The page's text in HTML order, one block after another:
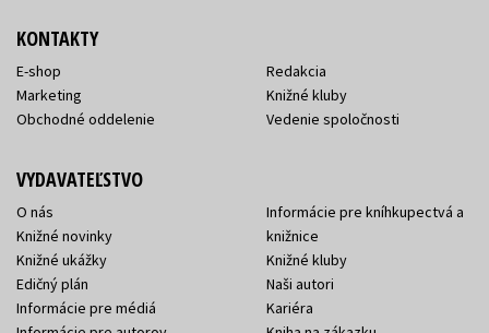
KONTAKTY
E-shop
Marketing
Obchodné oddelenie
Redakcia
Knižné kluby
Vedenie spoločnosti
VYDAVATEĽSTVO
O nás
Knižné novinky
Knižné ukážky
Edičný plán
Informácie pre médiá
Informácie pre kníhkupectvá a
knižnice
Knižné kluby
Naši autori
Kariéra